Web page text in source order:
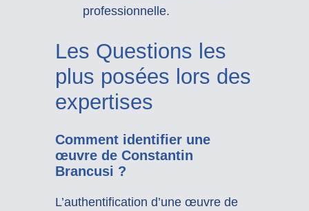
professionnelle.
Les Questions les
plus posées lors des
expertises
Comment identifier une
œuvre de Constantin
Brancusi ?
L’authentification d’une œuvre de